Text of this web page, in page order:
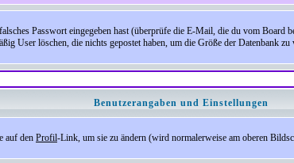
Passwort eingegeben hast (überprüfe die E-Mail, die du vom
User löschen, die nichts gepostet haben, um die Größe der Datenbank
Benutzerangaben und Einstellungen
auf den Profil-Link, um sie zu ändern (wird normalerweise am oberen